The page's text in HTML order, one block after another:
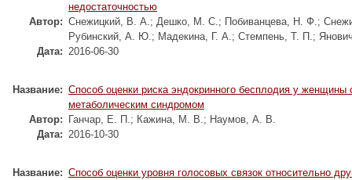
недостаточностью
Автор: Снежицкий, В. А.; Дешко, М. С.; Побиванцева, Н. Ф.;
Рубинский, А. Ю.; Мадекина, Г. А.; Стемпень, Т. П.;
Дата: 2016-06-30
Название: Способ оценки риска эндокринного бесплодия у женщины
метаболическим синдромом
Автор:
Ганчар, Е. П.; Кажина, М. В.; Наумов, А. В.
Дата: 2016-10-30
Название: Способ оценки уровня голосовых связок относительно